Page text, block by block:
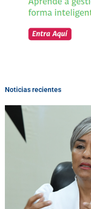
Noticias recientes